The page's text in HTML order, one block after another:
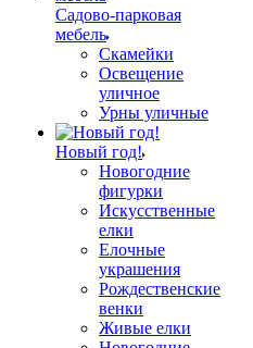
Садово-парковая
мебель
Скамейки
Освещение
уличное
Урны уличные
Новый год!
Новогодние
фигурки
Искусственные
елки
Елочные
украшения
Рождественские
венки
Живые елки